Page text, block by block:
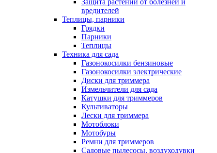
Защита растений от болезней и
вредителей
Теплицы, парники
Грядки
Парники
Теплицы
Техника для сада
Газонокосилки бензиновые
Газонокосилки электрические
Диски для триммера
Измельчители для сада
Катушки для триммеров
Культиваторы
Лески для триммера
Мотоблоки
Мотобуры
Ремни для триммеров
Садовые пылесосы, воздуходувки